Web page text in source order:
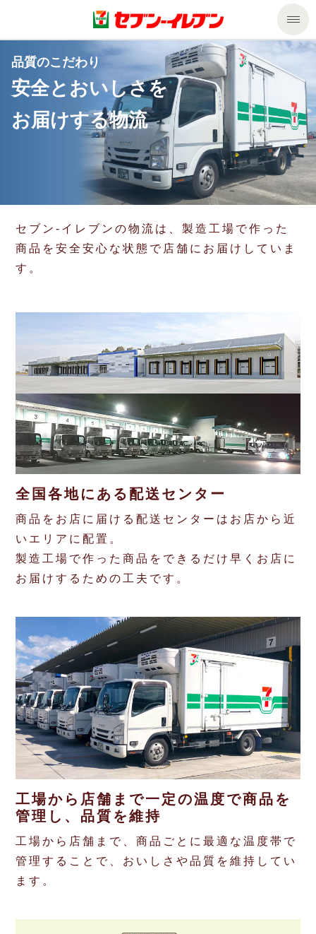
商品のご案内
商品のご案内トップ
セブンプレミアム
プリペイドカード・金券
ニンテンドー・ダウンロードカード
セール・キャンペーン
マルチコピー機でできること
プリント
スキャン
ファクス
チケット
プリペイドサービス
スポーツ振興くじ
保険
学び・教育
切手・はがき・印紙
セブン銀行ATM
ご利用可能なお支払い方法
各種料金のお支払い
スマホプリペイド
レジでApple Accountにチャージ
コインランドリー（店舗限定）
宅配ロッカー（店舗限定）
自転車シェアリング（店舗限定）
モバイルバッテリーシェアリング（店舗限定）
モバイルWi-Fiバッテリーシェアリング（店舗限定）
荷物預かりサービス「ecbocloakエクボクローク」（店舗限定）
パウダースペース ラブン（店舗限定）
セブンチケット
チケットぴあ
イープラス
CNプレイガイド
セブン‐イレブンでお受取り
タワーレコード
セブンネットショッピング
停電時のサービス停止のお知らせ
会社概要
貸借対照表・損益計算書
沿革
国内店舗数
売上高、店舗数推移
セブン‐イレブンの海外事業
データで見るセブン‐イレブン
セブン‐イレブンの「商品力」
セブン-イレブンの横顔
セブン-イレブンの歴史
私たちの取組み
セブン＆アイ・ホールディングスの重点課題
サステナビリティ活動基本方針
サステナビリティ推進体制
GREEN CHALLENGE 2050
4VISIONS
サステナビリティニュース
サステナビリティレポート
報告書ライブラリー
加盟店オーナー募集 物件募集・購入
アルバイト情報 採用情報
店舗検索
ネットショッピング
お問い合わせ
English (Corporate)
English (Services)
中文[繁體字](服務)
简体中文(服务)
ภาษาไทย(บริการ)
品質のこだわり
安全とおいしさを
お届けする物流
セブン‐イレブンの物流は、製造工場で作った
商品を安全安心な状態で店舗にお届けしていま
す。
全国各地にある 配送センター
商品をお店に届ける配送センターはお店から近
いエリアに配置。
製造工場で作った商品をできるだけ早くお店に
お届けするための工夫です。
工場から店舗まで一定の温度で商品を
管理し、品質を維持
工場から店舗まで、商品ごとに最適な温度帯で
管理することで、おいしさや品質を維持してい
ます。